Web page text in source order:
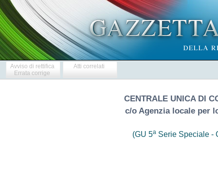
Avviso di rettifica
Errata corrige
Atti correlati
CENTRALE UNICA DI
c/o Agenzia locale per
(GU 5a Serie Speciale -